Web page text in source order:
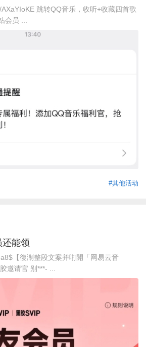
跳转QQ音乐，收听+收藏四首歌
会员 ...
#其他活动
还能领
【復淛整段文案并咑閞「网易云音
邀请官 别***- ...